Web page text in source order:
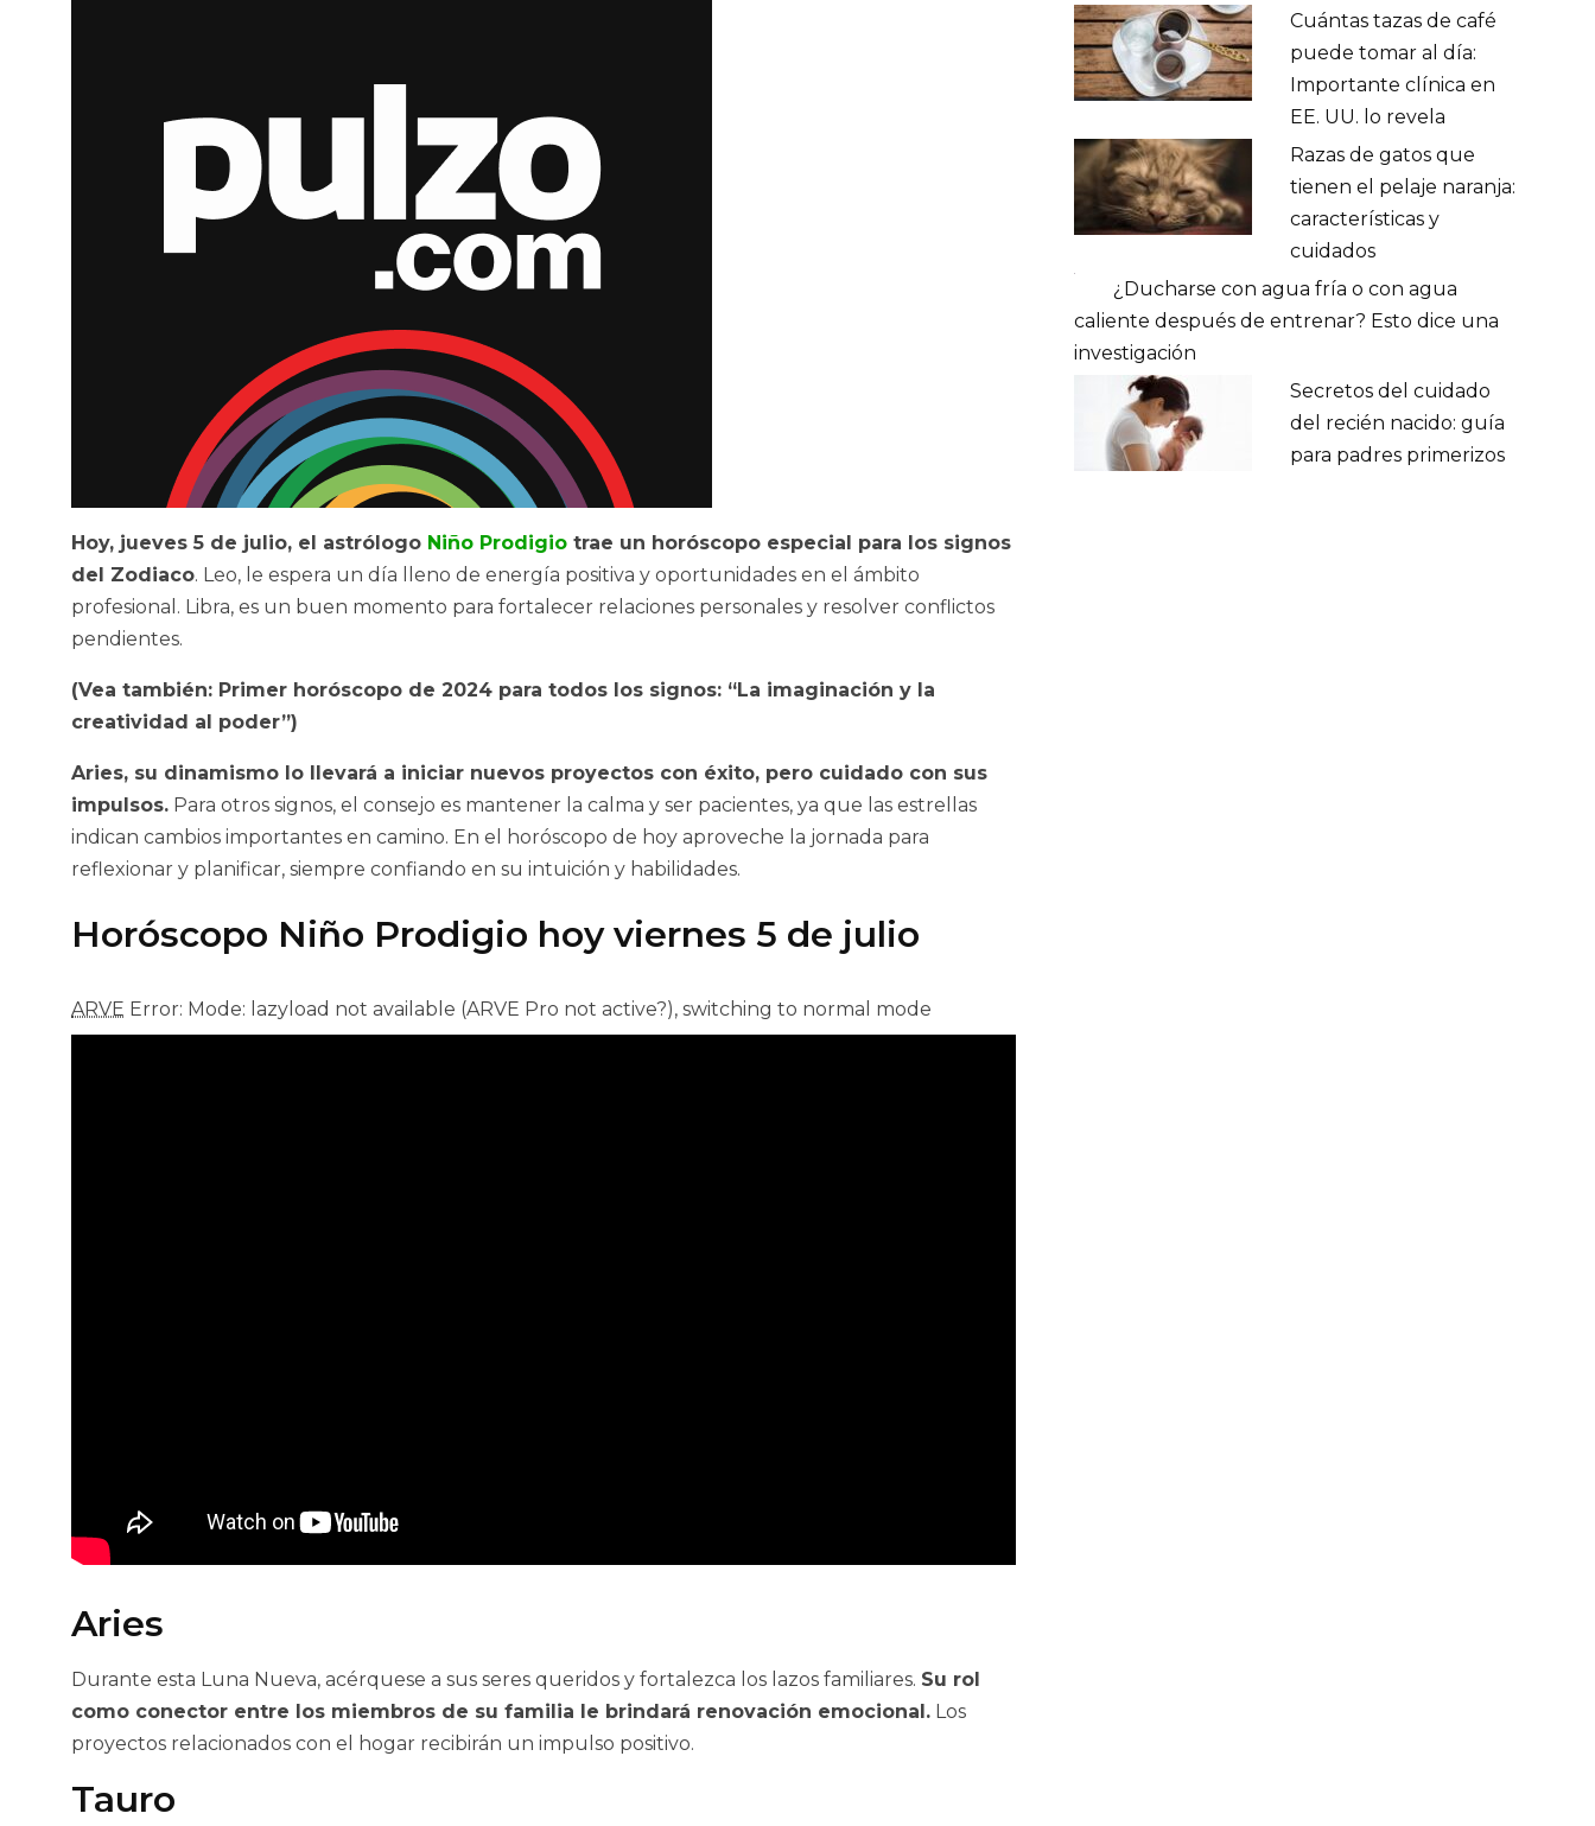
Hoy, jueves 5 de julio, el astrólogo Niño Prodigio trae un horóscopo especial para los signos
del Zodiaco. Leo, le espera un día lleno de energía positiva y oportunidades en el ámbito
profesional. Libra, es un buen momento para fortalecer relaciones personales y resolver conflictos
pendientes.
(Vea también: Primer horóscopo de 2024 para todos los signos: “La imaginación y la
creatividad al poder”)
Aries, su dinamismo lo llevará a iniciar nuevos proyectos con éxito, pero cuidado con sus
impulsos. Para otros signos, el consejo es mantener la calma y ser pacientes, ya que las estrellas
indican cambios importantes en camino. En el horóscopo de hoy aproveche la jornada para
reflexionar y planificar, siempre confiando en su intuición y habilidades.
Horóscopo Niño Prodigio hoy viernes 5 de julio
ARVE Error: Mode: lazyload not available (ARVE Pro not active?), switching to normal mode
Aries
Durante esta Luna Nueva, acérquese a sus seres queridos y fortalezca los lazos familiares. Su rol
como conector entre los miembros de su familia le brindará renovación emocional. Los
proyectos relacionados con el hogar recibirán un impulso positivo.
Tauro
Cuántas tazas de café
puede tomar al día:
Importante clínica en
EE. UU. lo revela
Razas de gatos que
tienen el pelaje naranja:
características y
cuidados
¿Ducharse con agua fría o con agua
caliente después de entrenar? Esto dice una
investigación
Secretos del cuidado
del recién nacido: guía
para padres primerizos